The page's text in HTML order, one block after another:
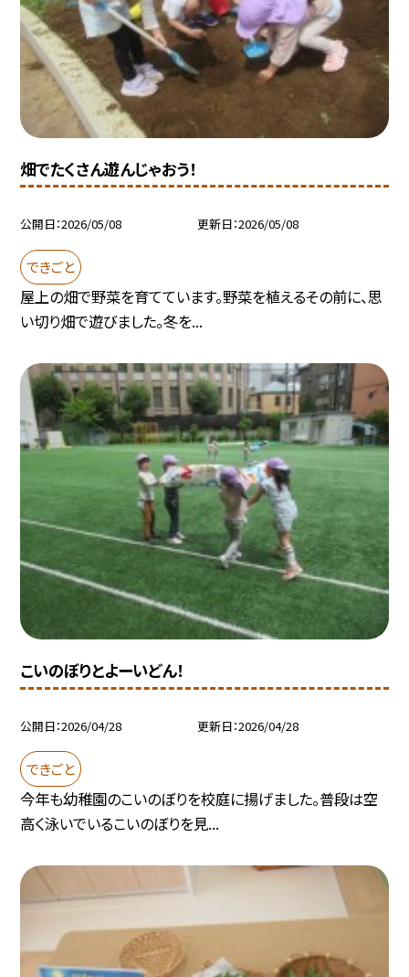
畑でたくさん遊んじゃおう！
公開日 2026/05/08 更新日 2026/05/08
できごと
屋上の畑で野菜を育てています。野菜を植えるその前に、思
い切り畑で遊びました。冬を...
こいのぼりとよーいどん！
公開日 2026/04/28 更新日 2026/04/28
できごと
今年も幼稚園のこいのぼりを校庭に揚げました。普段は空
高く泳いでいるこいのぼりを見...